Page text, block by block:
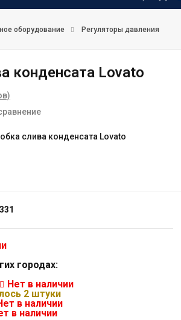
оборудование Регуляторы давления
конденсата Lovato
городах:
Нет в наличии
2 штуки
в наличии
в наличии